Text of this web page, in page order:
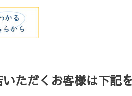
ただくお客様は下記